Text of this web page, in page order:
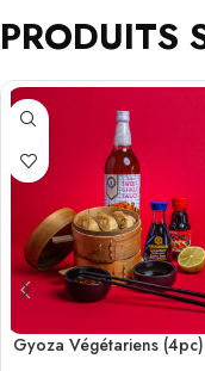
PRODUITS
Gyoza Végétariens